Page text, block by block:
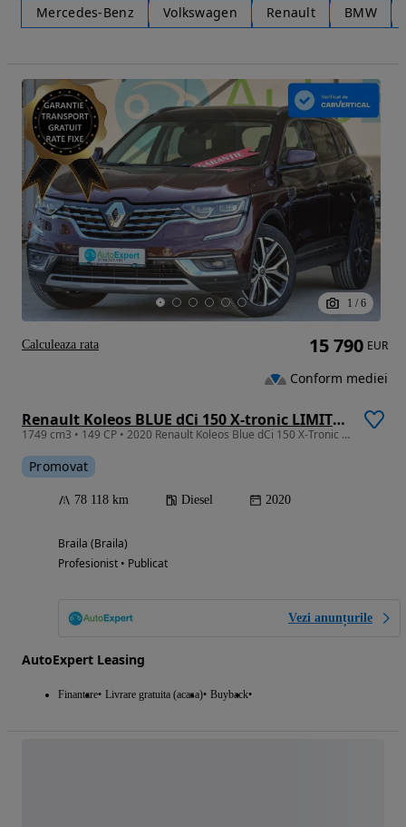
Mercedes-Benz Volkswagen Renault BMW
1 / 6
Renault Koleos BLUE dCi 150 X-tronic LIMITED
1749 cm3 • 149 CP • 2020 Renault Koleos Blue dCi 150 X-Tronic Limited
Promovat
78 118 km Diesel 2020
Braila (Braila)
Profesionist • Publicat
Vezi anunțurile
AutoExpert Leasing
Finantare Livrare gratuita (acasa) Buyback
15 790 EUR
Conform mediei
Calculeaza rata